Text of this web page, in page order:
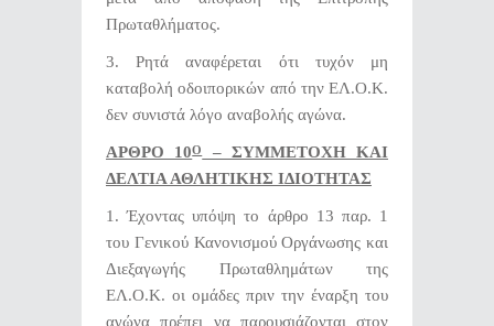
Πρωταθλήματος.
3. Ρητά αναφέρεται ότι τυχόν μη
καταβολή οδοιπορικών από την ΕΛ.Ο.Κ.
δεν συνιστά λόγο αναβολής αγώνα.
ΑΡΘΡΟ 10Ο– ΣΥΜΜΕΤΟΧΗ ΚΑΙ
ΔΕΛΤΙΑ ΑΘΛΗΤΙΚΗΣ ΙΔΙΟΤΗΤΑΣ
1. Έχοντας υπόψη το άρθρο 13 παρ. 1
του Γενικού Κανονισμού Οργάνωσης και
Διεξαγωγής Πρωταθλημάτων της
ΕΛ.Ο.Κ. οι ομάδες πριν την έναρξη του
αγώνα πρέπει να παρουσιάζονται στον